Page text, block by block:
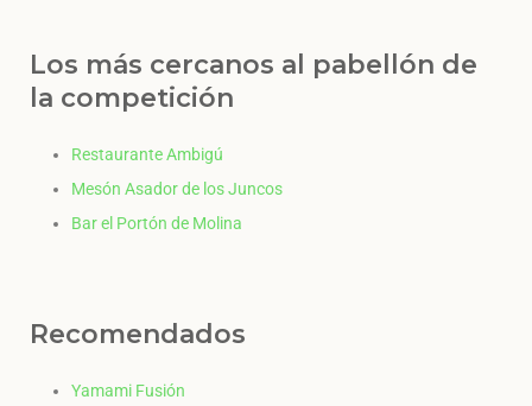
Los más cercanos al pabellón de
la competición
Restaurante Ambigú
Mesón Asador de los Juncos
Bar el Portón de Molina
Recomendados
Yamami Fusión